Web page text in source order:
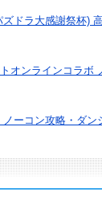
ドラ大感謝祭杯)
オンラインコラボ
ノーコン攻略・ダ